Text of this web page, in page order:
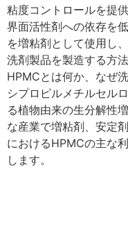
粘度コントロールを提
界面活性剤への依存を
を増粘剤として使用し
洗剤製品を製造する方
HPMCとは何か、なぜ
シプロピルメチルセル
る植物由来の生分解性
な産業で増粘剤、安定
におけるHPMCの主な
します。